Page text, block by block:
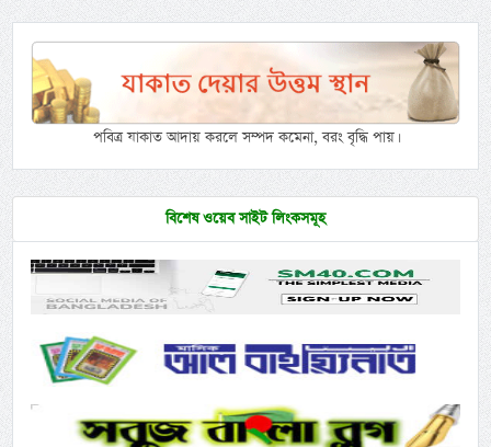
পবিত্র যাকাত আদায় করলে সম্পদ কমেনা, বরং বৃদ্ধি পায়।
বিশেষ ওয়েব সাইট লিংকসমূহ